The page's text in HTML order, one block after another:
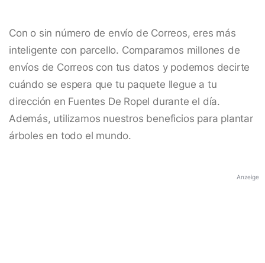
Con o sin número de envío de Correos, eres más
inteligente con parcello. Comparamos millones de
envíos de Correos con tus datos y podemos decirte
cuándo se espera que tu paquete llegue a tu
dirección en Fuentes De Ropel durante el día.
Además, utilizamos nuestros beneficios para plantar
árboles en todo el mundo.
Anzeige